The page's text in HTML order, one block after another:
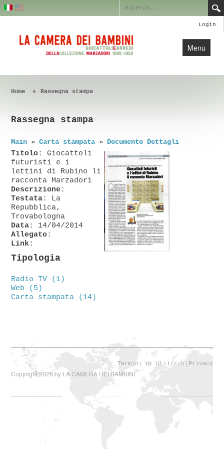
Login
Menu
Home
Profilo
Blog
Crediti
Contatti
Home Rassegna stampa
Rassegna stampa
Main »Carta stampata » Documento Dettagli
Titolo: Giocattoli
futuristi e i
lettini di Rubino li
racconta Marzadori
Descrizione:
Testata: La
Repubblica,
Trovabologna
Data: 14/04/2014
Allegato:
Link:
Tipologia
Radio TV (1)
Web (5)
Carta stampata (14)
Termini di Utilizzo| Privacy
Copyright 2026 by LA CAMERA DEI BAMBINI